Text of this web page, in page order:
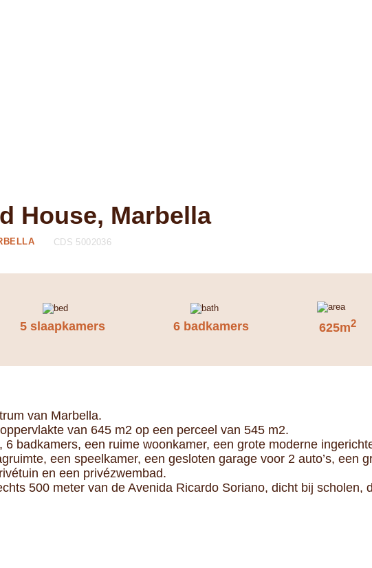
House, Marbella
CDS 5002036
5 slaapkamers 6 badkamers 625m2
van Marbella.
van 645 m2 op een perceel van 545 m2.
badkamers, een ruime woonkamer, een grote moderne
een speelkamer, een gesloten garage voor 2 auto’s, een
en een privézwembad.
500 meter van de Avenida Ricardo Soriano, dicht bij scholen,